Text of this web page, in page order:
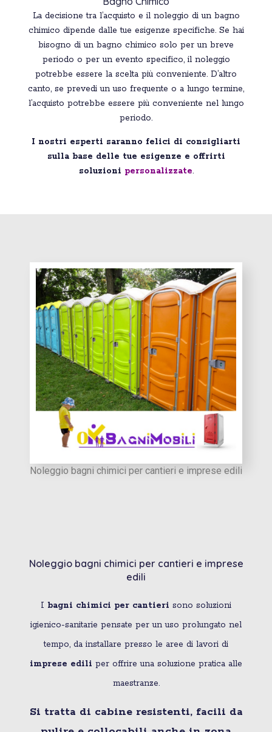
La decisione tra l’acquisto e il noleggio di un bagno
chimico dipende dalle tue esigenze specifiche. Se hai
bisogno di un bagno chimico solo per un breve
periodo o per un evento specifico, il noleggio
potrebbe essere la scelta più conveniente. D’altro
canto, se prevedi un uso frequente o a lungo termine,
l’acquisto potrebbe essere più conveniente nel lungo
periodo.
I nostri esperti saranno felici di consigliarti
sulla base delle tue esigenze e offrirti
soluzioni personalizzate.
Noleggio bagni chimici per cantieri e imprese
edili
I bagni chimici per cantieri sono soluzioni
igienico-sanitarie pensate per un uso prolungato nel
tempo, da installare presso le aree di lavori di
imprese edili per offrire una soluzione pratica alle
maestranze.
Si tratta di cabine resistenti, facili da
Noleggio bagni chimici per cantieri e imprese edili